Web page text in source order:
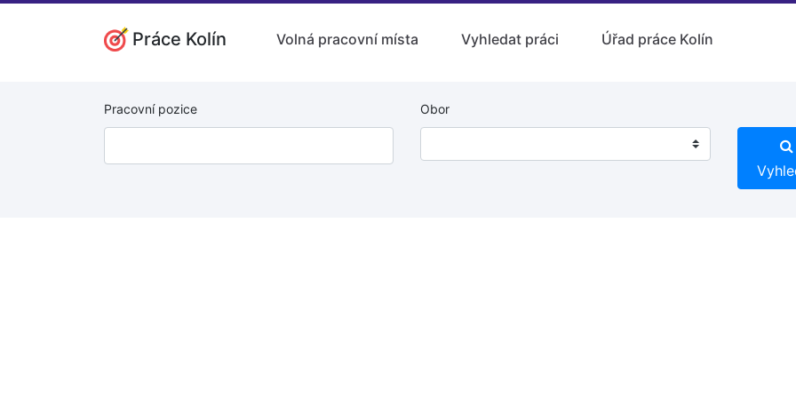
Práce Kolín Volná pracovní místa Vyhledat práci Úřad práce Kolín
Pracovní pozice Obor